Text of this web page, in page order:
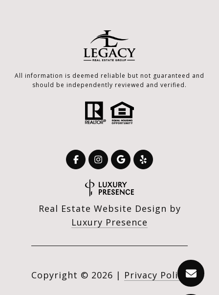
All information is deemed reliable but not guaranteed and
should be independently reviewed and verified.
Real Estate Website Design by
Luxury Presence
Copyright © 2026 | Privacy Policy